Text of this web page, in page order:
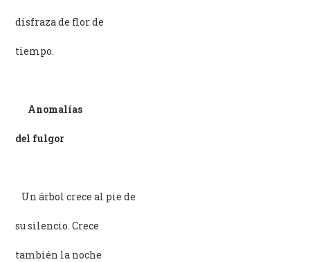
disfraza de flor de
tiempo.
Anomalías
del fulgor
Un árbol crece al pie de
su silencio. Crece
también la noche